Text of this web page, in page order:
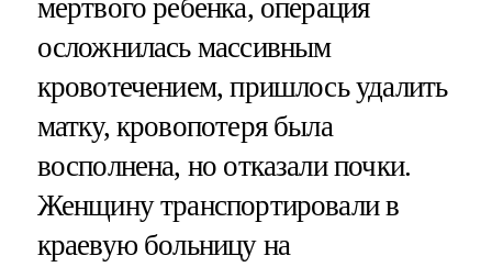
мертвого ребенка, операция
осложнилась массивным
кровотечением, пришлось удалить
матку, кровопотеря была
восполнена, но отказали почки.
Женщину транспортировали в
краевую больницу на